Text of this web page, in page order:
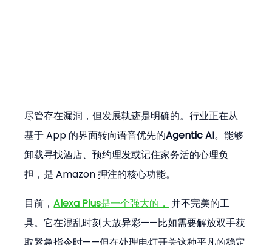
尽管存在漏洞，但发展轨迹是明确的。行业正在从
基于 App 的界面转向语音优先的Agentic AI。能够
卸载寻找酒店、预约理发或记住家务活的心理负
担，是 Amazon 押注的核心功能。
目前，Alexa Plus是一个强大的， 并不完美的工
具。它在混乱时刻大放异彩——比如需要解放双手获